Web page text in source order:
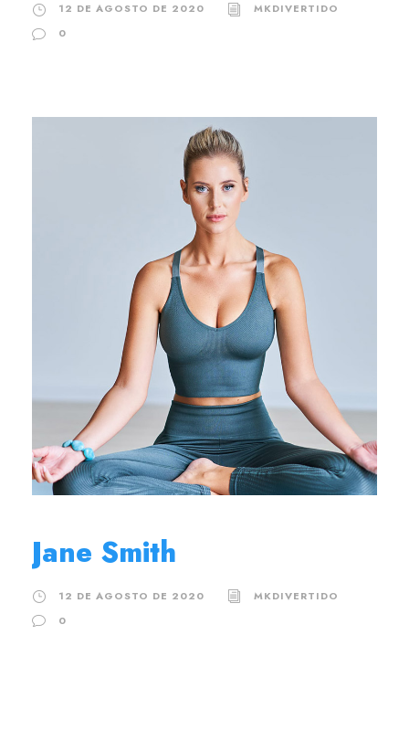
12 DE AGOSTO DE 2020
MKDIVERTIDO
0
Jane Smith
12 DE AGOSTO DE 2020
MKDIVERTIDO
0